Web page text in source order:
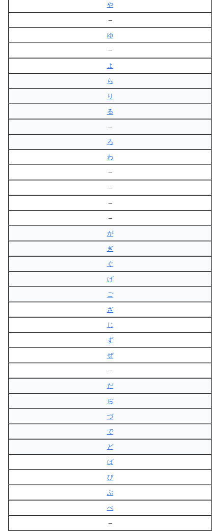
や
–
ゆ
–
よ
ら
り
る
–
ろ
わ
–
–
–
–
が
ぎ
ぐ
げ
ご
ざ
じ
ず
ぜ
–
だ
ぢ
づ
で
ど
ば
び
ぶ
べ
–